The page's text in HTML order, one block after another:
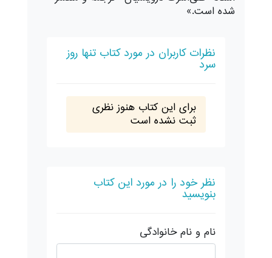
شده است.»
نظرات کاربران در مورد کتاب تنها روز
سرد
برای این کتاب هنوز نظری
ثبت نشده است
نظر خود را در مورد این کتاب
بنویسید
نام و نام خانوادگی